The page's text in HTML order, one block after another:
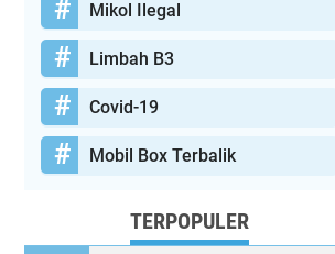
Mikol Ilegal
Limbah B3
Covid-19
Mobil Box Terbalik
TERPOPULER